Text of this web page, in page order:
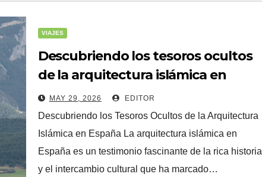
VIAJES
Descubriendo los tesoros ocultos
de la arquitectura islámica en
España
MAY 29, 2026 EDITOR
Descubriendo los Tesoros Ocultos de la Arquitectura
Islámica en España La arquitectura islámica en
España es un testimonio fascinante de la rica historia
y el intercambio cultural que ha marcado…